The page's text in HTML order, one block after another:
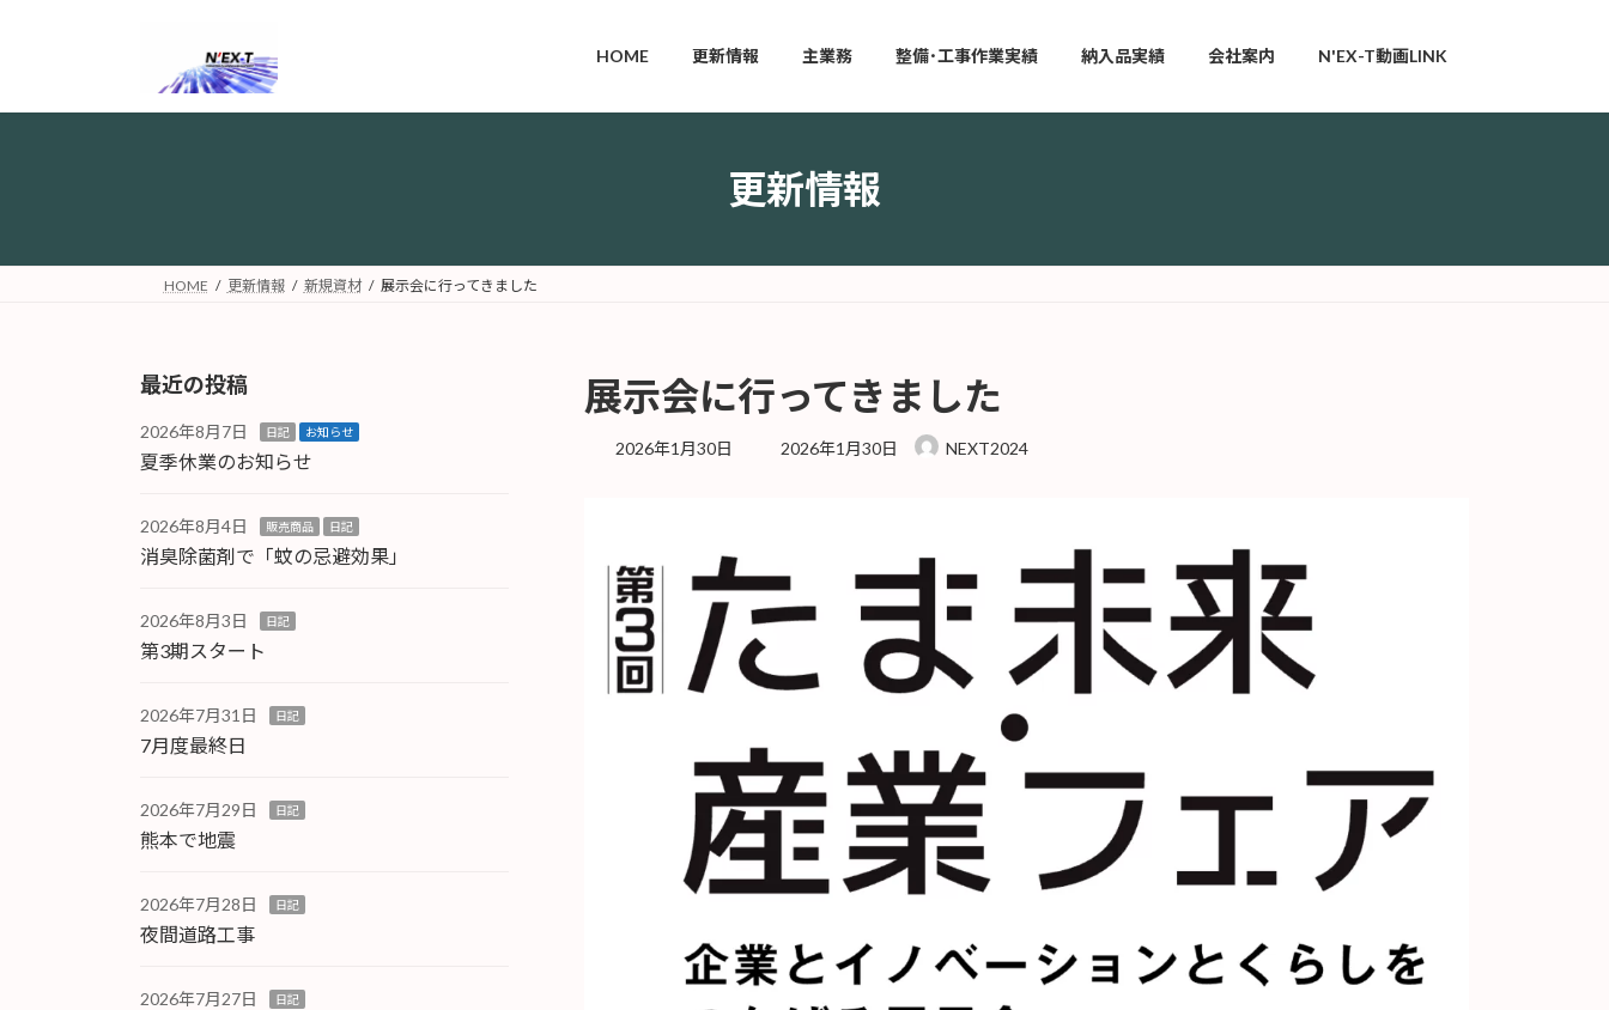
プ
動
HOME 更新情報 主業務 整備･工事作業実績 納入品実績 会社案内 N'EX-T動画LINK
更新情報
HOME 更新情報 新規資材 展示会に行ってきました
展示会に行ってきました
2026年1月30日
最
2026年1月30日 NEXT2024
最近の投稿
2026年8月7日 日記 お知らせ
夏季休業のお知らせ
2026年8月4日 販売商品 日記
消臭除菌剤で「蚊の忌避効果」
2026年8月3日 日記
第3期スタート
2026年7月31日 日記
7月度最終日
2026年7月29日 日記
熊本で地震
2026年7月28日 日記
夜間道路工事
2026年7月27日 日記